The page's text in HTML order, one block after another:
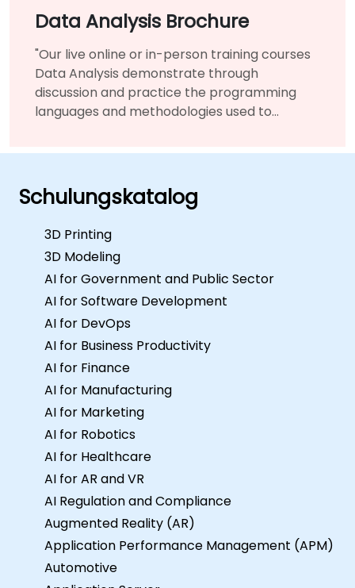
Data Analysis Brochure
"Our live online or in-person training courses
Data Analysis demonstrate through
discussion and practice the programming
languages and methodologies used to
Schulungskatalog
3D Printing
3D Modeling
AI for Government and Public Sector
AI for Software Development
AI for DevOps
AI for Business Productivity
AI for Finance
AI for Manufacturing
AI for Marketing
AI for Robotics
AI for Healthcare
AI for AR and VR
AI Regulation and Compliance
Augmented Reality (AR)
Application Performance Management (APM)
Automotive